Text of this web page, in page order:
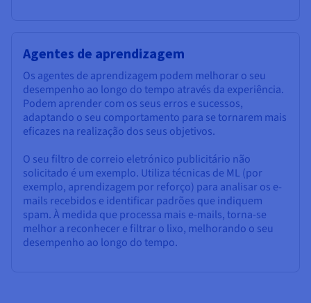
Agentes de aprendizagem
Os agentes de aprendizagem podem melhorar o seu
desempenho ao longo do tempo através da experiência.
Podem aprender com os seus erros e sucessos,
adaptando o seu comportamento para se tornarem mais
eficazes na realização dos seus objetivos.
O seu filtro de correio eletrónico publicitário não
solicitado é um exemplo. Utiliza técnicas de ML (por
exemplo, aprendizagem por reforço) para analisar os e-
mails recebidos e identificar padrões que indiquem
spam. À medida que processa mais e-mails, torna-se
melhor a reconhecer e filtrar o lixo, melhorando o seu
desempenho ao longo do tempo.